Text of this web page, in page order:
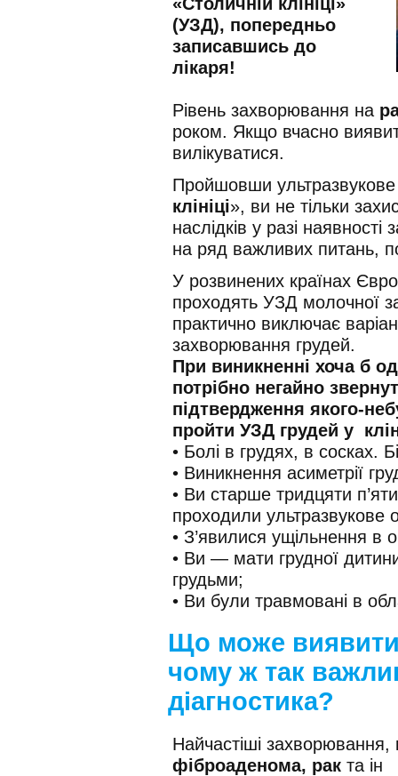
(УЗД), попередньо
записавшись до
лікаря!
Рівень захворювання на
роком. Якщо вчасно
вилікуватися.
Пройшовши
клініці», ви не тільки
наслідків у разі
на ряд важливих питань,
У розвинених країнах
проходять УЗД молочної
практично виключає
захворювання грудей.
При виникненні хоча б
потрібно негайно
підтвердження якого-
пройти УЗД грудей у
• Болі в грудях, в сосках.
• Виникнення асиметрії
• Ви старше тридцяти
проходили ультразвукове
• З’явилися ущільнення в
• Ви — мати грудної
грудьми;
• Ви були травмовані в
Що може виявити
чому ж так
діагностика?
Найчастіші захворювання,
фіброаденома, рак та ін